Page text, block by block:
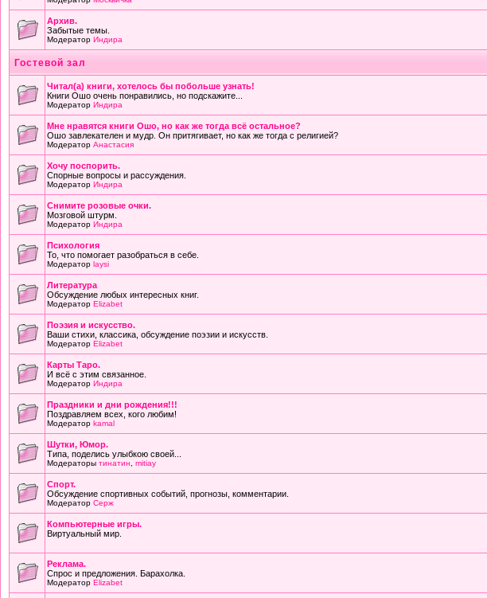
Архив.
Забытые темы.
Модератор Индира
Гостевой зал
Читал(а) книги, хотелось бы побольше узнать!
Книги Ошо очень понравились, но подскажите...
Модератор Индира
Мне нравятся книги Ошо, но как же тогда всё остальное?
Ошо завлекателен и мудр. Он притягивает, но как же тогда с религией?
Модератор Анастасия
Хочу поспорить.
Спорные вопросы и рассуждения.
Модератор Индира
Снимите розовые очки.
Мозговой штурм.
Модератор Индира
Психология
То, что помогает разобраться в себе.
Модератор laysi
Литература
Обсуждение любых интересных книг.
Модератор Elizabet
Поэзия и искусство.
Ваши стихи, классика, обсуждение поэзии и искусств.
Модератор Elizabet
Карты Таро.
И всё с этим связанное.
Модератор Индира
Праздники и дни рождения!!!
Поздравляем всех, кого любим!
Модератор kamal
Шутки, Юмор.
Типа, поделись улыбкою своей...
Модераторы тинатин mitiay
Cпорт.
Обсуждение спортивных событий, прогнозы, комментарии.
Модератор Серж
Компьютерные игры.
Виртуальный мир.
Реклама.
Спрос и предложения. Барахолка.
Модератор Elizabet